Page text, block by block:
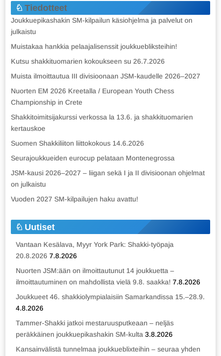
Tiedotteet
Joukkuepikashakin SM-kilpailun käsiohjelma ja palvelut on
julkaistu
Muistakaa hankkia pelaajalisenssit joukkuebliksteihin!
Kutsu shakkituomarien kokoukseen su 26.7.2026
Muista ilmoittautua III divisioonaan JSM-kaudelle 2026–2027
Nuorten EM 2026 Kreetalla / European Youth Chess
Championship in Crete
Shakkitoimitsijakurssi verkossa la 13.6. ja shakkituomarien
kertauskoe
Suomen Shakkiliiton liittokokous 14.6.2026
Seurajoukkueiden eurocup pelataan Montenegrossa
JSM-kausi 2026–2027 – liigan sekä I ja II divisioonan ohjelmat
on julkaistu
Vuoden 2027 SM-kilpailujen haku avattu!
Uutiset
Vantaan Kesälava, Myyr York Park: Shakki-työpaja
20.8.2026 7.8.2026
Nuorten JSM:ään on ilmoittautunut 14 joukkuetta –
ilmoittautuminen on mahdollista vielä 9.8. saakka! 7.8.2026
Joukkueet 46. shakkiolympialaisiin Samarkandissa 15.–28.9.
4.8.2026
Tammer-Shakki jatkoi mestaruusputkeaan – neljäs
peräkkäinen joukkuepikashakin SM-kulta 3.8.2026
Kansainvälistä tunnelmaa joukkueblixteihin – seuraa yhden